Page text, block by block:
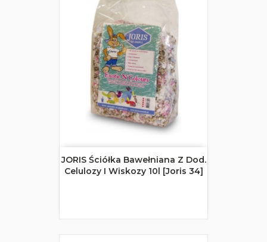
JORIS Ściółka Bawełniana Z Dod.
Celulozy I Wiskozy 10l [Joris 34]